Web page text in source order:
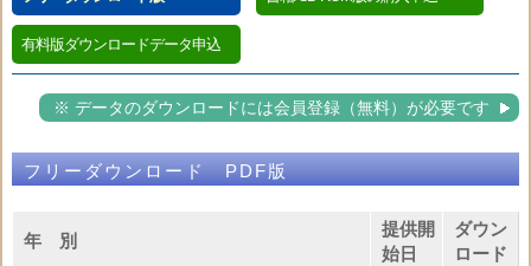
有料版ダウンロードデータ申込
※ データのダウンロードには会員登録（無料）が必要です
フリーダウンロード PDF版
年 別
提供開
始日
ダウン
ロード